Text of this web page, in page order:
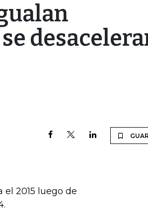
2015 luego de